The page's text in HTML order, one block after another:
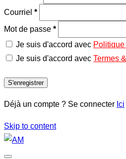
Courriel *
Mot de passe *
Je suis d'accord avec
Je suis d'accord avec Termes
S'enregistrer
Déjà un compte ? Se connecter Ici
Skip to content